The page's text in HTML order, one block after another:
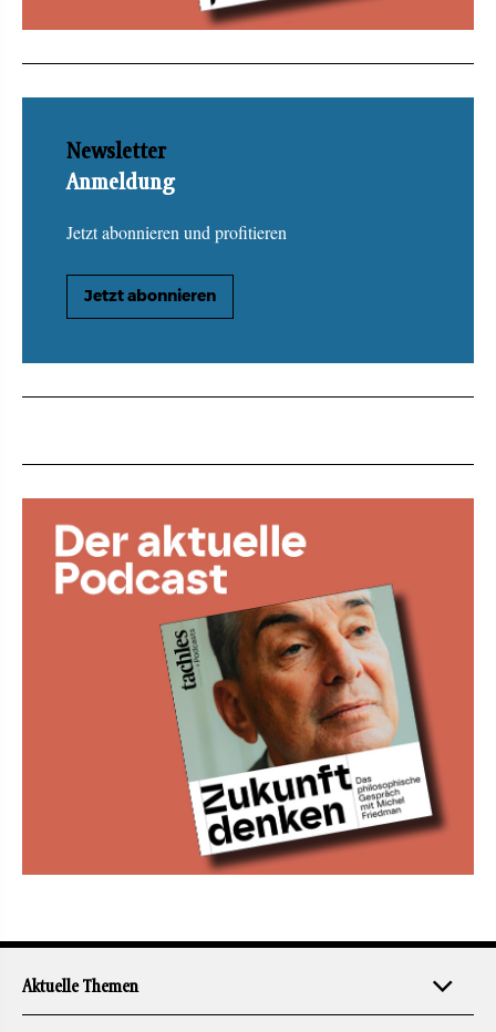
Newsletter
Anmeldung
Jetzt abonnieren und profitieren
Jetzt abonnieren
Aktuelle Themen